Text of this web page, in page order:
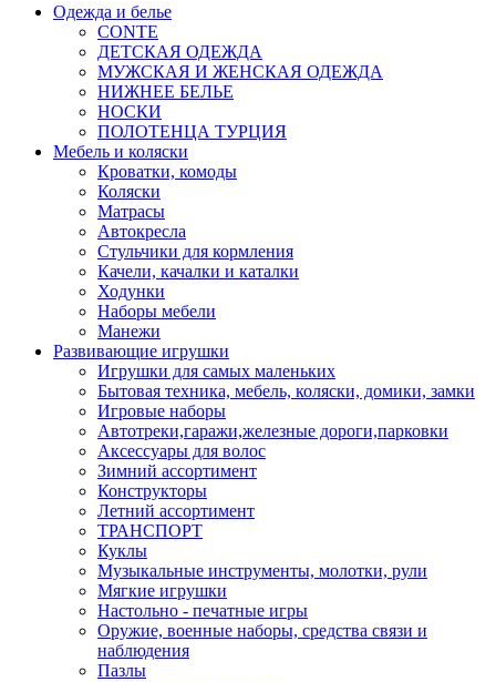
Одежда и белье
CONTE
ДЕТСКАЯ ОДЕЖДА
МУЖСКАЯ И ЖЕНСКАЯ ОДЕЖДА
НИЖНЕЕ БЕЛЬЕ
НОСКИ
ПОЛОТЕНЦА ТУРЦИЯ
Мебель и коляски
Кроватки, комоды
Коляски
Матрасы
Автокресла
Стульчики для кормления
Качели, качалки и каталки
Ходунки
Наборы мебели
Манежи
Развивающие игрушки
Игрушки для самых маленьких
Бытовая техника, мебель, коляски, домики, замки
Игровые наборы
Автотреки,гаражи,железные дороги,парковки
Аксессуары для волос
Зимний ассортимент
Конструкторы
Летний ассортимент
ТРАНСПОРТ
Куклы
Музыкальные инструменты, молотки, рули
Мягкие игрушки
Настольно - печатные игры
Оружие, военные наборы, средства связи и
наблюдения
Пазлы